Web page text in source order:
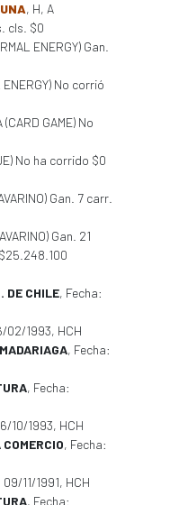
, H, A
cls. $0
ENERGY) Gan.
ENERGY) No corrió
(CARD GAME) No
No ha corrido $0
Gan. 7 carr.
Gan. 21
DE CHILE, Fecha:
02/1993, HCH
, Fecha:
, Fecha:
10/1993, HCH
, Fecha:
11/1991, HCH
, Fecha: